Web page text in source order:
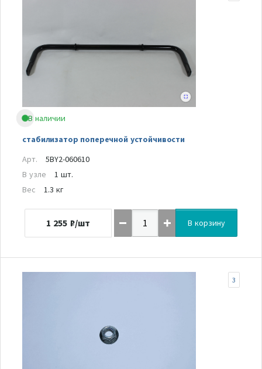
В наличии
стабилизатор поперечной устойчивости
Арт.
5BY2-060610
В узле
1 шт.
Вес
1.3 кг
1 255 ₽/шт В корзину
3